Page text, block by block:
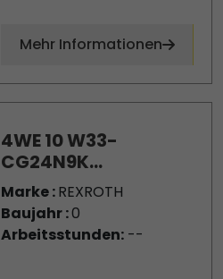
Mehr Informationen
4WE 10 W33-
CG24N9K...
Marke :REXROTH
Baujahr :0
Arbeitsstunden:--